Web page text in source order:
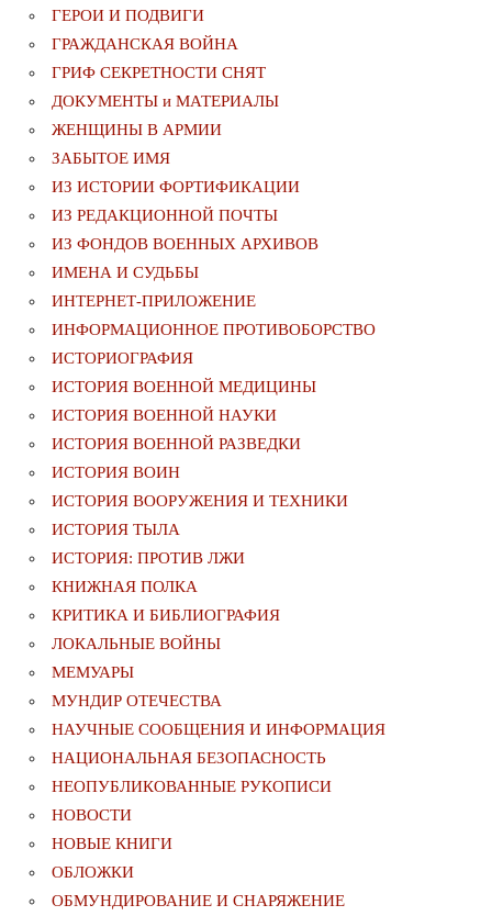
ГЕРОИ И ПОДВИГИ
ГРАЖДАНСКАЯ ВОЙНА
ГРИФ СЕКРЕТНОСТИ СНЯТ
ДОКУМЕНТЫ и МАТЕРИАЛЫ
ЖЕНЩИНЫ В АРМИИ
ЗАБЫТОЕ ИМЯ
ИЗ ИСТОРИИ ФОРТИФИКАЦИИ
ИЗ РЕДАКЦИОННОЙ ПОЧТЫ
ИЗ ФОНДОВ ВОЕННЫХ АРХИВОВ
ИМЕНА И СУДЬБЫ
ИНТЕРНЕТ-ПРИЛОЖЕНИЕ
ИНФОРМАЦИОННОЕ ПРОТИВОБОРСТВО
ИСТОРИОГРАФИЯ
ИСТОРИЯ ВОЕННОЙ МЕДИЦИНЫ
ИСТОРИЯ ВОЕННОЙ НАУКИ
ИСТОРИЯ ВОЕННОЙ РАЗВЕДКИ
ИСТОРИЯ ВОИН
ИСТОРИЯ ВООРУЖЕНИЯ И ТЕХНИКИ
ИСТОРИЯ ТЫЛА
ИСТОРИЯ: ПРОТИВ ЛЖИ
КНИЖНАЯ ПОЛКА
КРИТИКА И БИБЛИОГРАФИЯ
ЛОКАЛЬНЫЕ ВОЙНЫ
МЕМУАРЫ
МУНДИР ОТЕЧЕСТВА
НАУЧНЫЕ СООБЩЕНИЯ И ИНФОРМАЦИЯ
НАЦИОНАЛЬНАЯ БЕЗОПАСНОСТЬ
НЕОПУБЛИКОВАННЫЕ РУКОПИСИ
НОВОСТИ
НОВЫЕ КНИГИ
ОБЛОЖКИ
ОБМУНДИРОВАНИЕ И СНАРЯЖЕНИЕ